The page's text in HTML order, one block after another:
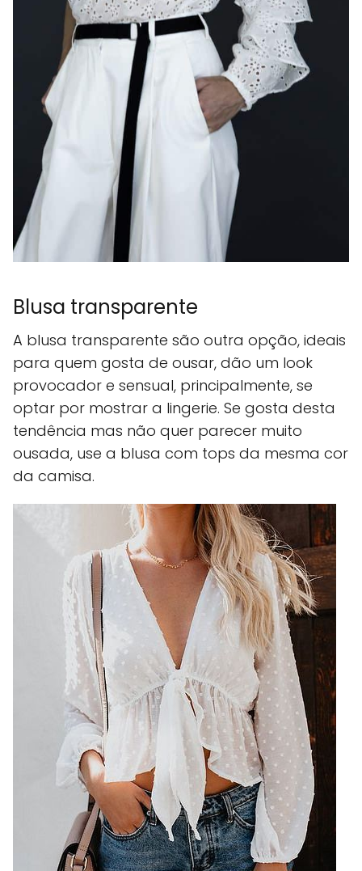
Blusa transparente
A blusa transparente são outra opção, ideais
para quem gosta de ousar, dão um look
provocador e sensual, principalmente, se
optar por mostrar a lingerie. Se gosta desta
tendência mas não quer parecer muito
ousada, use a blusa com tops da mesma cor
da camisa.